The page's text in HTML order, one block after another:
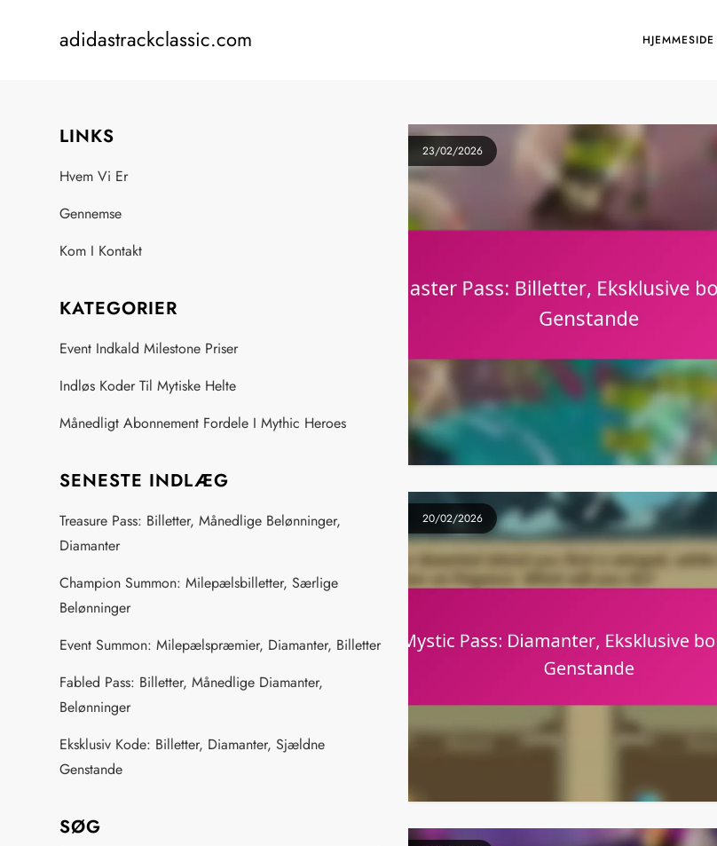
adidastrackclassic.com HJEMMESIDE
23/02/2026
20/02/2026
LINKS
Hvem Vi Er
Gennemse
Kom I Kontakt
KATEGORIER
Event Indkald Milestone Priser
Indløs Koder Til Mytiske Helte
Månedligt Abonnement Fordele I Mythic Heroes
SENESTE INDLÆG
Treasure Pass: Billetter, Månedlige Belønninger,
Diamanter
Champion Summon: Milepælsbilletter, Særlige
Belønninger
Event Summon: Milepælspræmier, Diamanter, Billetter
Fabled Pass: Billetter, Månedlige Diamanter,
Belønninger
Eksklusiv Kode: Billetter, Diamanter, Sjældne
Genstande
SØG